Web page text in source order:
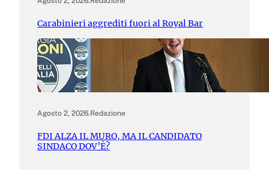
Carabinieri aggrediti fuori al Royal Bar
Agosto 2, 2026.Redazione
FDI ALZA IL MURO, MA IL CANDIDATO
SINDACO DOV’È?